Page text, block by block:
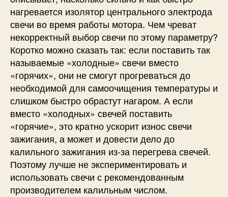
нагревается изолятор центрального электрода
свечи во время работы мотора. Чем чреват
некорректный выбор свечи по этому параметру?
Коротко можно сказать так: если поставить так
называемые «холодные» свечи вместо
«горячих», они не смогут прогреваться до
необходимой для самоочищения температуры и
слишком быстро обрастут нагаром. А если
вместо «холодных» свечей поставить
«горячие», это кратно ускорит износ свечи
зажигания, а может и довести дело до
калильного зажигания из-за перегрева свечей.
Поэтому лучше не экспериментировать и
использовать свечи с рекомендованным
производителем калильным числом.